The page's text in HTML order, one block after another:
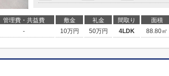
管理費・共益費 敷金 礼金 間取り 面積
- 10万円 50万円 4LDK 88.80㎡